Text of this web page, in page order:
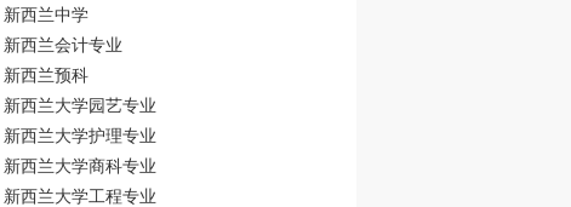
新西兰中学
新西兰会计专业
新西兰预科
新西兰大学园艺专业
新西兰大学护理专业
新西兰大学商科专业
新西兰大学工程专业